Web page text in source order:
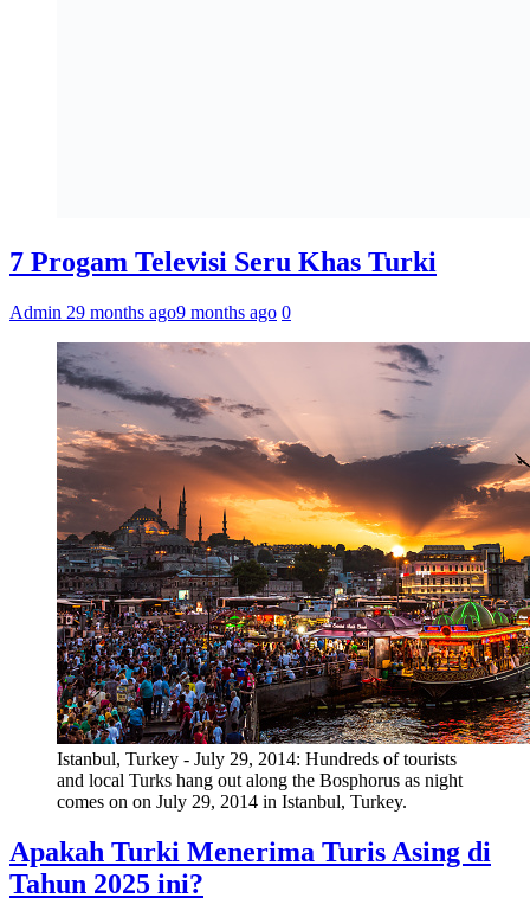
7 Progam Televisi Seru Khas Turki
Admin 29 months ago9 months ago 0
Istanbul, Turkey - July 29, 2014: Hundreds of tourists
and local Turks hang out along the Bosphorus as night
comes on on July 29, 2014 in Istanbul, Turkey.
Apakah Turki Menerima Turis Asing di
Tahun 2025 ini?